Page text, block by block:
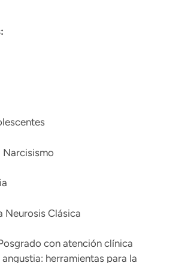
Narcisismo
Neurosis Clásica
con atención clínica
herramientas para la